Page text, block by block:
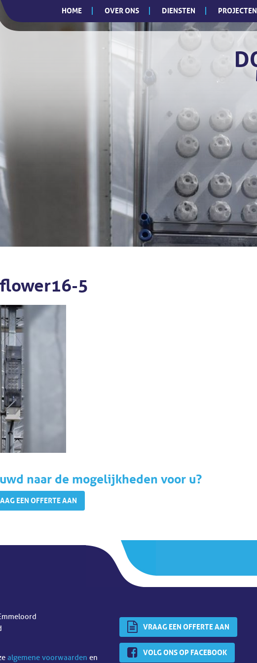
HOME OVER ONS DIENSTEN PROJECTEN
5
naar de mogelijkheden voor u?
EEN OFFERTE AAN
algemene voorwaarden en
VRAAG EEN OFFERTE AAN
VOLG ONS OP FACEBOOK